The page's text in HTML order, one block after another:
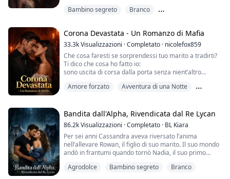
la sua Luna.
dell'onore della sua gemella.
La notte della cerimonia del marchio, Michael,
sopraffatto dalla lussuria e intossicato, finisce...
Bambino segreto
Branco
Corona Devastata - Un Romanzo di Mafia
33.3kVisualizzazioni ·Completato · nicolefox859
Che cosa faresti se sorprendessi tuo marito a tradirti?
Ti dico che cosa ho fatto io:
sono uscita di corsa dalla porta senza nient’altro
Poi però, mentre faccio da tappabuchi come cameriera
in un ristorante di lusso, inciampo e finisco dritta in
grembo a uno sconosciuto da togliere il fiato.
Una c...
Amore forzato
Avventura di una Notte
Bandita dall'Alpha, Rivendicata dal Re Lycan
86.2kVisualizzazioni ·Completato · BL Kiara
Per sei anni Cassandra aveva riversato l’anima
nell’allevare Rowan, il figlio di suo marito. Il suo mondo
andò in frantumi quando tornò Nadia, il suo primo
di Rowan. Suo marito, un Alpha, andò a letto con Nadia
Agrodolce Bambino segreto Branco